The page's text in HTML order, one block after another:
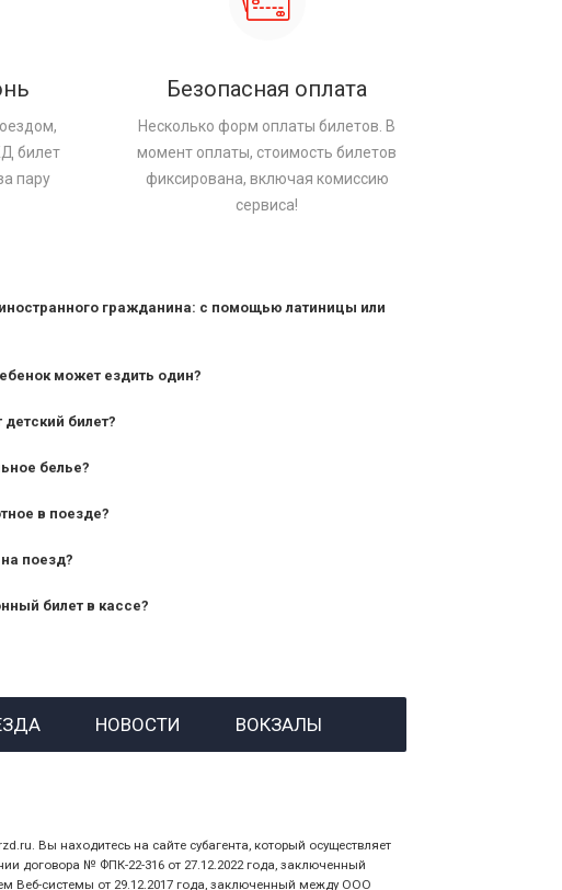
билет
пару
Безопасная оплата
Несколько форм оплаты билетов. В
момент оплаты, стоимость билетов
фиксирована, включая комиссию
сервиса!
гражданина: с помощью латиницы или
может ездить один?
следования — от 10 лет и старше;
детский билет?
белье?
в поезде?
поезд?
билет в кассе?
значный номер заказа;
НОВОСТИ ВОКЗАЛЫ
Вы находитесь на сайте субагента, который осуществляет
договора № ФПК-22-316 от 27.12.2022 года, заключенный
Веб-системы от 29.12.2017 года, заключенный между ООО